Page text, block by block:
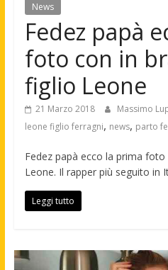
News
Fedez papà
foto con in
figlio Leone
21 Marzo 2018 Massimo
leone figlio ferragni, news, parto
Fedez papà ecco la prima
Leone. Il rapper più seguito in
Leggi tutto